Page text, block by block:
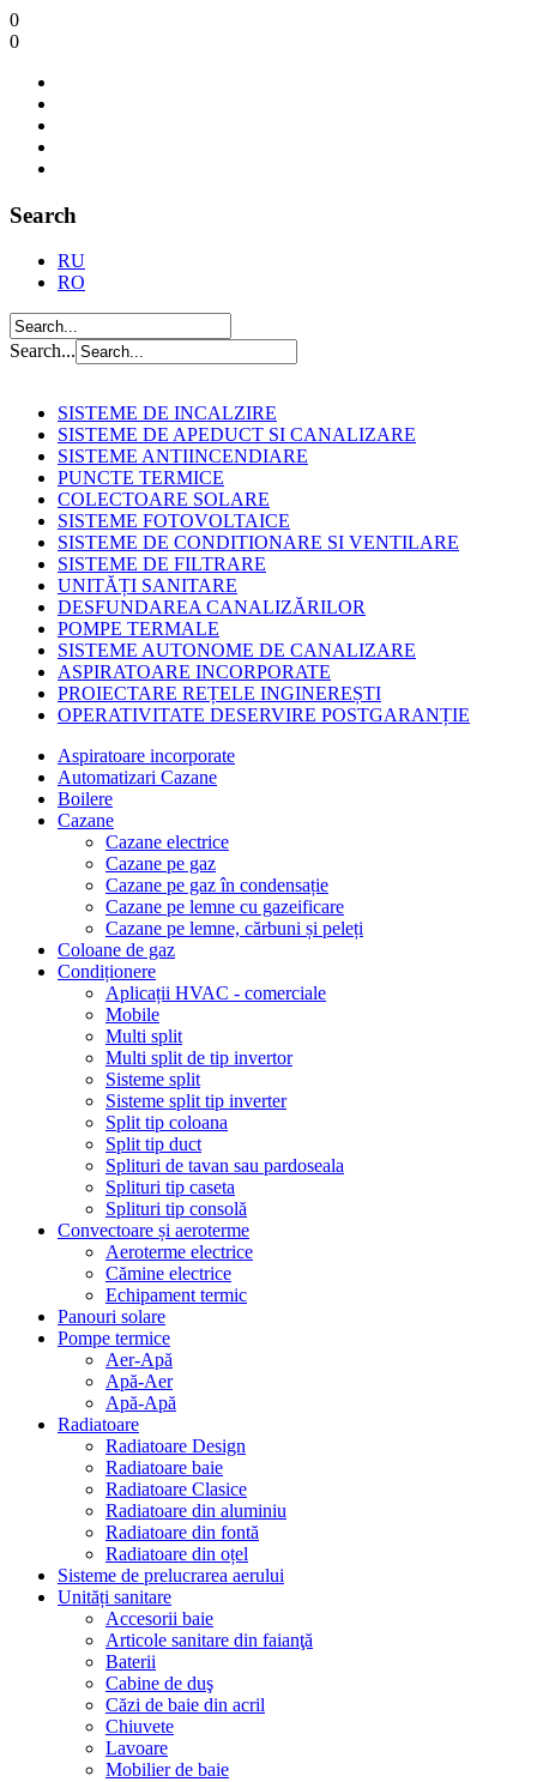
0
0
Search
RU
RO
Search...
SISTEME DE INCALZIRE
SISTEME DE APEDUCT SI CANALIZARE
SISTEME ANTIINCENDIARE
PUNCTE TERMICE
COLECTOARE SOLARE
SISTEME FOTOVOLTAICE
SISTEME DE CONDITIONARE SI VENTILARE
SISTEME DE FILTRARE
UNITĂȚI SANITARE
DESFUNDAREA CANALIZĂRILOR
POMPE TERMALE
SISTEME AUTONOME DE CANALIZARE
ASPIRATOARE INCORPORATE
PROIECTARE REȚELE INGINEREȘTI
OPERATIVITATE DESERVIRE POSTGARANȚIE
Aspiratoare incorporate
Automatizari Cazane
Boilere
Cazane
Cazane electrice
Cazane pe gaz
Cazane pe gaz în condensație
Cazane pe lemne cu gazeificare
Cazane pe lemne, cărbuni și peleți
Coloane de gaz
Condiționere
Aplicații HVAC - comerciale
Mobile
Multi split
Multi split de tip invertor
Sisteme split
Sisteme split tip inverter
Split tip coloana
Split tip duct
Splituri de tavan sau pardoseala
Splituri tip caseta
Splituri tip consolă
Convectoare și aeroterme
Aeroterme electrice
Cămine electrice
Echipament termic
Panouri solare
Pompe termice
Aer-Apă
Apă-Aer
Apă-Apă
Radiatoare
Radiatoare Design
Radiatoare baie
Radiatoare Clasice
Radiatoare din aluminiu
Radiatoare din fontă
Radiatoare din oțel
Sisteme de prelucrarea aerului
Unități sanitare
Accesorii baie
Articole sanitare din faianţă
Baterii
Cabine de duş
Căzi de baie din acril
Chiuvete
Lavoare
Mobilier de baie